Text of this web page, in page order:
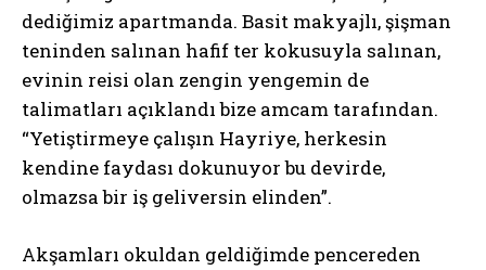
dediğimiz apartmanda. Basit makyajlı, şişman
teninden salınan hafif ter kokusuyla salınan,
evinin reisi olan zengin yengemin de
talimatları açıklandı bize amcam tarafından.
“Yetiştirmeye çalışın Hayriye, herkesin
kendine faydası dokunuyor bu devirde,
olmazsa bir iş geliversin elinden”.
Akşamları okuldan geldiğimde pencereden